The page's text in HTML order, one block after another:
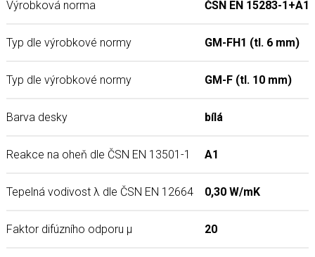
Výrobková norma ČSN EN 15283-
Typ dle výrobkové normy GM-FH1 (tl. 6 mm)
Typ dle výrobkové normy GM-F (tl. 10 mm)
Barva desky bílá
Reakce na oheň dle ČSN EN 13501-1 A1
Tepelná vodivost λ dle ČSN EN 12664 0,30 W/mK
Faktor difúzního odporu μ 20